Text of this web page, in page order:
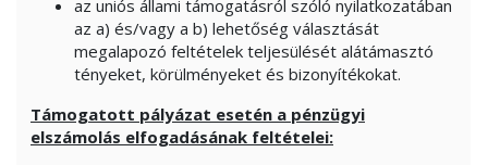
az uniós állami támogatásról szóló nyilatkozatában
az a) és/vagy a b) lehetőség választását
megalapozó feltételek teljesülését alátámasztó
tényeket, körülményeket és bizonyítékokat.
Támogatott pályázat esetén a pénzügyi
elszámolás elfogadásának feltételei: